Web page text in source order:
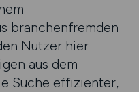
branchenfremden
Nutzer hier
aus dem
Suche effizienter,